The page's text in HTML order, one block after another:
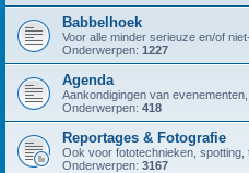
Babbelhoek
Voor alle minder serieuze en/of
Onderwerpen: 1227
Agenda
Aankondigingen van
Onderwerpen: 418
Reportages & Fotografie
Ook voor fototechnieken, spotting,
Onderwerpen: 3167